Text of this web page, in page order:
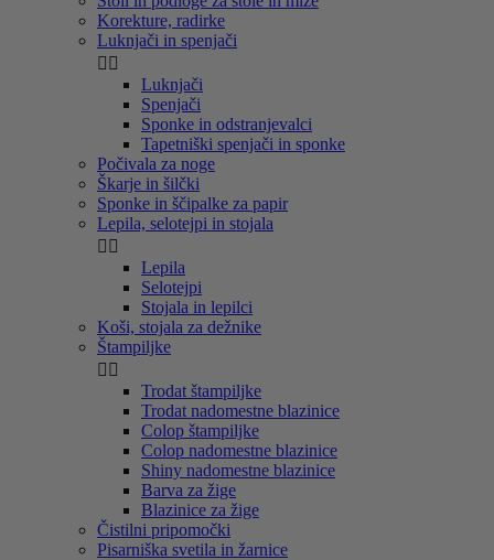
Korekture, radirke
Luknjači in spenjači
 
Luknjači
Spenjači
Sponke in odstranjevalci
Tapetniški spenjači in sponke
Počivala za noge
Škarje in šilčki
Sponke in ščipalke za papir
Lepila, selotejpi in stojala
 
Lepila
Selotejpi
Stojala in lepilci
Koši, stojala za dežnike
Štampiljke
 
Trodat štampiljke
Trodat nadomestne blazinice
Colop štampiljke
Colop nadomestne blazinice
Shiny nadomestne blazinice
Barva za žige
Blazinice za žige
Čistilni pripomočki
Pisarniška svetila in žarnice